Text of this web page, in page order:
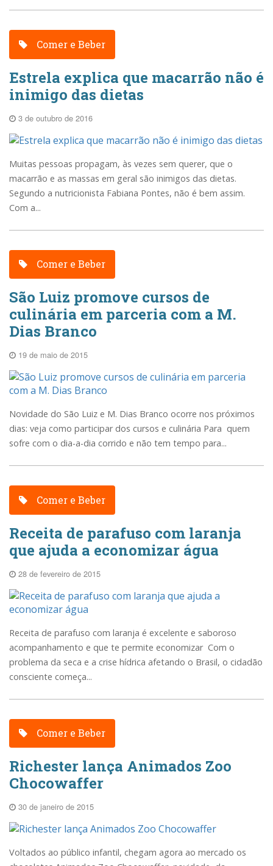
Comer e Beber
Estrela explica que macarrão não é
inimigo das dietas
3 de outubro de 2016
Muitas pessoas propagam, às vezes sem querer, que o
macarrão e as massas em geral são inimigos das dietas.
Segundo a nutricionista Fabiana Pontes, não é bem assim.
Com a...
Comer e Beber
São Luiz promove cursos de
culinária em parceria com a M.
Dias Branco
19 de maio de 2015
Novidade do São Luiz e M. Dias Branco ocorre nos próximos
dias: veja como participar dos cursos e culinária Para quem
sofre com o dia-a-dia corrido e não tem tempo para...
Comer e Beber
Receita de parafuso com laranja
que ajuda a economizar água
28 de fevereiro de 2015
Receita de parafuso com laranja é excelente e saboroso
acompanhamento e que te permite economizar Com o
problema da seca e a crise hídrica afetando o Brasil, o cidadão
consciente começa...
Comer e Beber
Richester lança Animados Zoo
Chocowaffer
30 de janeiro de 2015
Voltados ao público infantil, chegam agora ao mercado os